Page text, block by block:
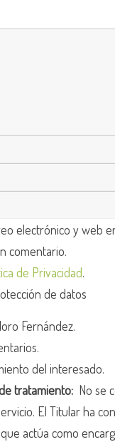
electrónico y web
comentario.
de Privacidad.
de datos
Fernández.
del interesado.
tratamiento: No se
El Titular ha
actúa como